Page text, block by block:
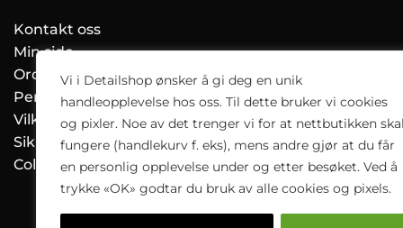
Vi i Detailshop ønsker å gi deg en unik
handleopplevelse hos oss. Til dette bruker vi cookies
og pixler. Noe av det trenger vi for at nettbutikken skal
fungere (handlekurv f. eks), mens andre gjør at du får
en personlig opplevelse under og etter besøket. Ved å
trykke «OK» godtar du bruk av alle cookies og pixels.
Kontakt oss
Min side
Ordreoversikt
Personvernerklæring
Vilkår og Betingelser
Sikkerhetsdatablad
Colourlock.no